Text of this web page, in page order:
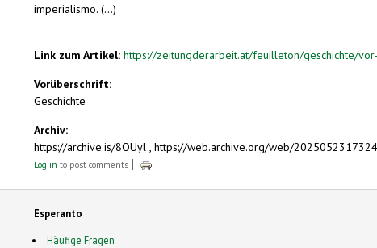
imperialismo. (...)
Link zum Artikel: https://zeitungderarbeit.at/feuilleton/geschichte/
Vorüberschrift:
Geschichte
Archiv:
https://archive.is/8OUyl , https://web.archive.org/web/
Log in to post comments
Esperanto
Häufige Fragen